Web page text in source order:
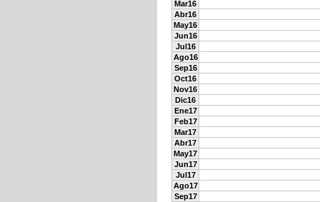
Mar16
Abr16
May16
Jun16
Jul16
Ago16
Sep16
Oct16
Nov16
Dic16
Ene17
Feb17
Mar17
Abr17
May17
Jun17
Jul17
Ago17
Sep17